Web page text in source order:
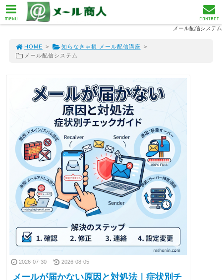
メール配信システム
HOME > 知らなきゃ損 メール配信講座 >
メール配信システム
2026-07-30 2026-08-05
メールが届かない原因と対処法｜症状別チ
MENU CONTACT